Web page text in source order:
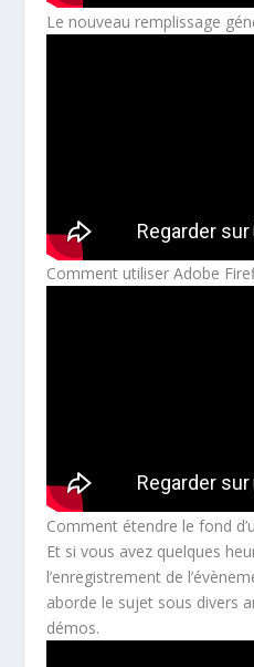
Le nouveau remplissage
Comment utiliser Adobe
Comment étendre le fond
Et si vous avez quelques
l’enregistrement de
aborde le sujet sous divers
démos.